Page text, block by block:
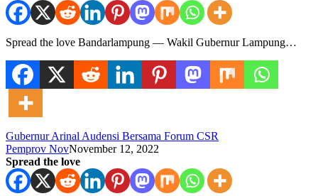
Spread the love Bandarlampung — Wakil Gubernur Lampung…
Gubernur Arinal Audensi Bersama Forum CSR
Pemprov NovNovember 12, 2022
Spread the love